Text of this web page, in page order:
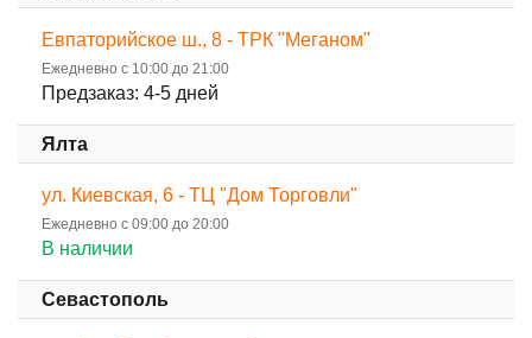
Евпаторийское ш., 8 - ТРК "Меганом"
Ежедневно с 10:00 до 21:00
Предзаказ: 4-5 дней
Ялта
ул. Киевская, 6 - ТЦ "Дом Торговли"
Ежедневно с 09:00 до 20:00
В наличии
Севастополь